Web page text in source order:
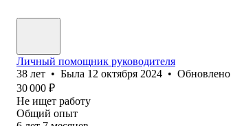
Личный помощник руководителя
38 лет • Была 12 октября 2024 • Обновлено
30 000 ₽
Не ищет работу
Общий опыт